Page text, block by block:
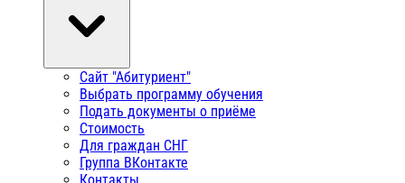
Сайт "Абитуриент"
Выбрать программу обучения
Подать документы о приёме
Стоимость
Для граждан СНГ
Группа ВКонтакте